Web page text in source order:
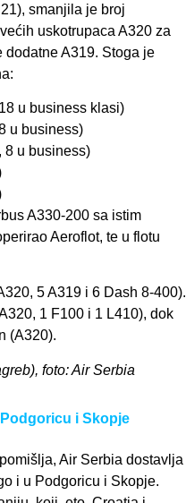
smanjila je broj
uskotrupaca A320 za
dodatne A319. Stoga je
u business klasi)
u business)
8 u business)
A330-200 sa istim
Aeroflot, te u flotu
5 A319 i 6 Dash 8-400).
1 F100 i 1 L410), dok
(A320).
foto: Air Serbia
i Skopje
Air Serbia dostavlja
i u Podgoricu i Skopje.